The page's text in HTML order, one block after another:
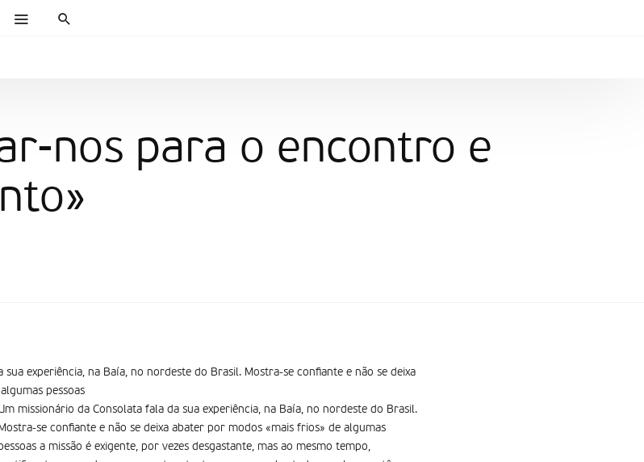
nos para o encontro e
experiência, na Baía, no nordeste do Brasil. Mostra-se confiante e não se deixa
pessoas
missionário da Consolata fala da sua experiência, na Baía, no nordeste do Brasil.
Mostra-se confiante e não se deixa abater por modos «mais frios» de algumas
a missão é exigente, por vezes desgastante, mas ao mesmo tempo,